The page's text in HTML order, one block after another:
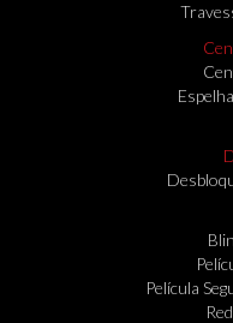
Película